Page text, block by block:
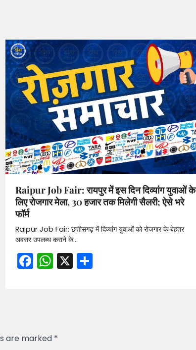
Raipur Job Fair: रायपुर में इस दिन दिव्यांग युवाओं के
लिए रोजगार मेला, 30 हजार तक मिलेगी सैलरी; ऐसे भरे
फॉर्म
Raipur Job Fair: छत्तीसगढ़ में दिव्यांग युवाओं को रोजगार के बेहतर
अवसर उपलब्ध कराने के…
Facebook
WhatsApp
X Share
are marked *